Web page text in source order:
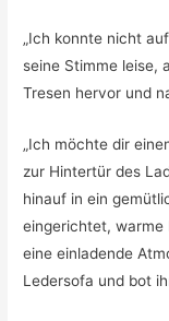
„Ich konnte nicht
seine Stimme leise,
Tresen hervor und
„Ich möchte dir
zur Hintertür des
hinauf in ein
eingerichtet, warme
eine einladende
Ledersofa und bot